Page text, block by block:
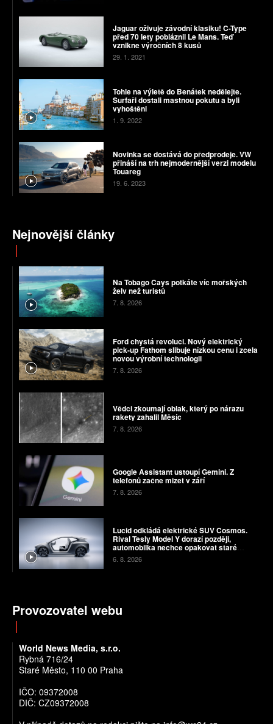
Jaguar oživuje závodní klasiku! C-Type
před 70 lety pobláznil Le Mans. Teď
vznikne výročních 8 kusů
29. 1. 2021
Tohle na výletě do Benátek nedělejte.
Surfaři dostali mastnou pokutu a byli
vyhoštěni
1. 9. 2022
Novinka se dostává do předprodeje. VW
přináší na trh nejmodernější verzi modelu
Touareg
19. 6. 2023
Nejnovější články
Na Tobago Cays potkáte víc mořských
želv než turistů
7. 8. 2026
Ford chystá revoluci. Nový elektrický
pick-up Fathom slibuje nízkou cenu i zcela
novou výrobní technologii
7. 8. 2026
Vědci zkoumají oblak, který po nárazu
rakety zahalil Měsíc
7. 8. 2026
Google Assistant ustoupí Gemini. Z
telefonů začne mizet v září
7. 8. 2026
Lucid odkládá elektrické SUV Cosmos.
Rival Tesly Model Y dorazí později,
automobilka nechce opakovat staré
chyby
6. 8. 2026
Provozovatel webu
World News Media, s.r.o.
Rybná 716/24
Staré Město, 110 00 Praha
IČO: 09372008
DIČ: CZ09372008